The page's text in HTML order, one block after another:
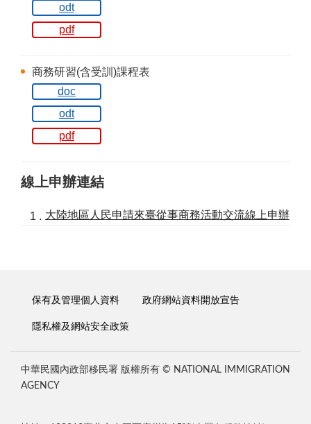
odt
pdf
商務研習(含受訓)課程表
doc
odt
pdf
線上申辦連結
大陸地區人民申請來臺從事商務活動交流線上申辦
保有及管理個人資料 政府網站資料開放宣告
隱私權及網站安全政策
中華民國內政部移民署 版權所有 © NATIONAL IMMIGRATION
AGENCY